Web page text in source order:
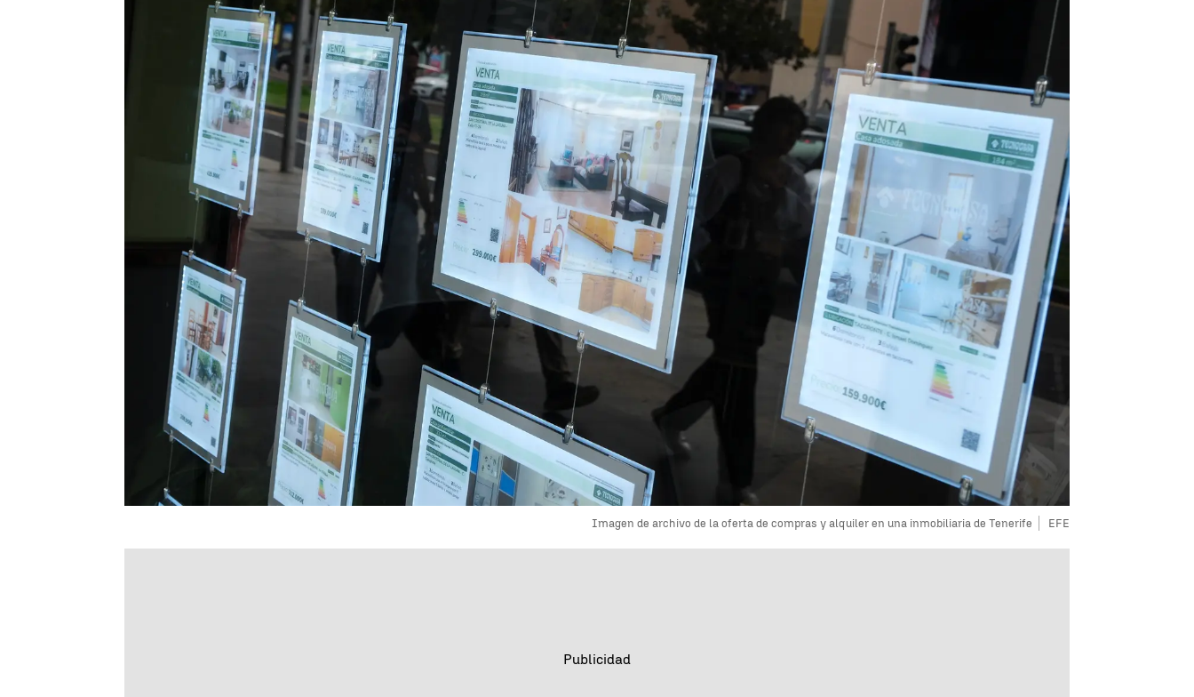
Imagen de archivo de la oferta de compras y alquiler en una inmobiliaria de Tenerife EFE